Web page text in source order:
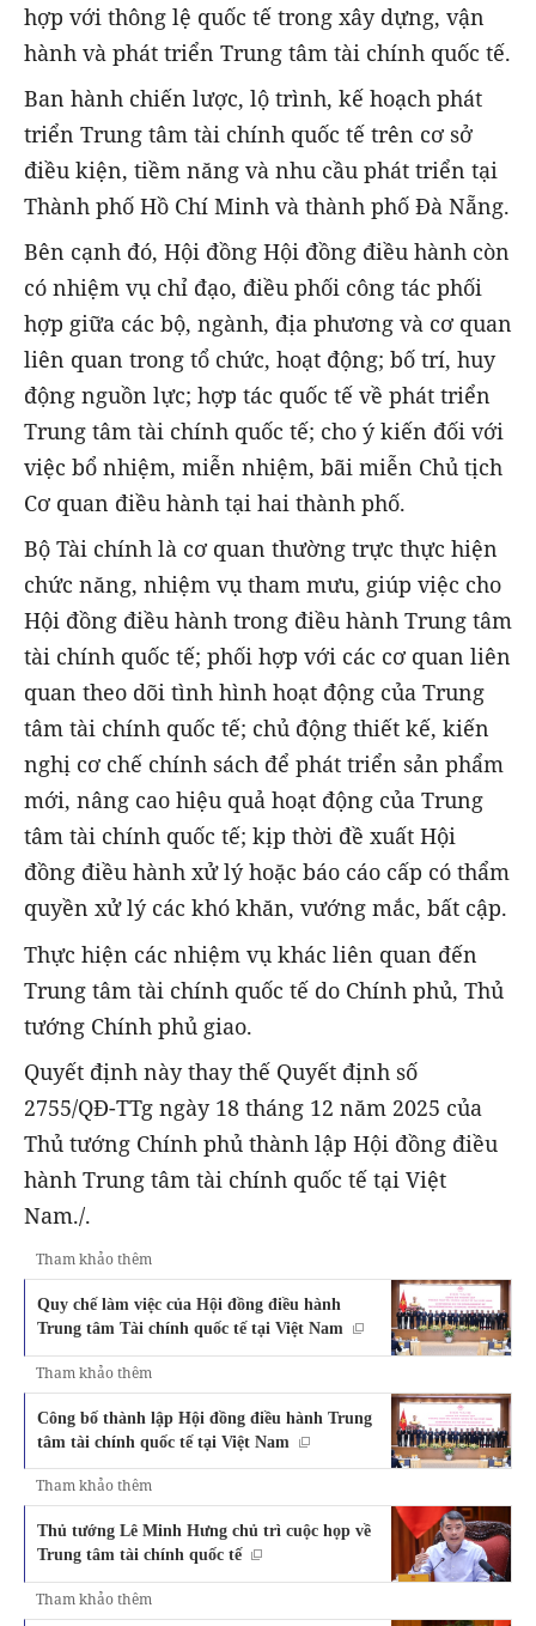
hợp với thông lệ quốc tế trong xây dựng, vận
hành và phát triển Trung tâm tài chính quốc tế.
Ban hành chiến lược, lộ trình, kế hoạch phát
triển Trung tâm tài chính quốc tế trên cơ sở
điều kiện, tiềm năng và nhu cầu phát triển tại
Thành phố Hồ Chí Minh và thành phố Đà Nẵng.
Bên cạnh đó, Hội đồng Hội đồng điều hành còn
có nhiệm vụ chỉ đạo, điều phối công tác phối
hợp giữa các bộ, ngành, địa phương và cơ quan
liên quan trong tổ chức, hoạt động; bố trí, huy
động nguồn lực; hợp tác quốc tế về phát triển
Trung tâm tài chính quốc tế; cho ý kiến đối với
việc bổ nhiệm, miễn nhiệm, bãi miễn Chủ tịch
Cơ quan điều hành tại hai thành phố.
Bộ Tài chính là cơ quan thường trực thực hiện
chức năng, nhiệm vụ tham mưu, giúp việc cho
Hội đồng điều hành trong điều hành Trung tâm
tài chính quốc tế; phối hợp với các cơ quan liên
quan theo dõi tình hình hoạt động của Trung
tâm tài chính quốc tế; chủ động thiết kế, kiến
nghị cơ chế chính sách để phát triển sản phẩm
mới, nâng cao hiệu quả hoạt động của Trung
tâm tài chính quốc tế; kịp thời đề xuất Hội
đồng điều hành xử lý hoặc báo cáo cấp có thẩm
quyền xử lý các khó khăn, vướng mắc, bất cập.
Thực hiện các nhiệm vụ khác liên quan đến
Trung tâm tài chính quốc tế do Chính phủ, Thủ
tướng Chính phủ giao.
Quyết định này thay thế Quyết định số
2755/QĐ-TTg ngày 18 tháng 12 năm 2025 của
Thủ tướng Chính phủ thành lập Hội đồng điều
hành Trung tâm tài chính quốc tế tại Việt
Nam./.
Tham khảo thêm
Quy chế làm việc của Hội đồng điều hành
Trung tâm Tài chính quốc tế tại Việt Nam
Tham khảo thêm
Công bố thành lập Hội đồng điều hành Trung
tâm tài chính quốc tế tại Việt Nam
Tham khảo thêm
Thủ tướng Lê Minh Hưng chủ trì cuộc họp về
Trung tâm tài chính quốc tế
Tham khảo thêm